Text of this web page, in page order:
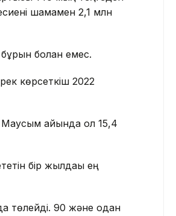
шамамен 2,1 млн
болған емес.
көрсеткіш 2022
Маусым айында ол 15,4
бір жылдағы ең
төлейді. 90 және одан